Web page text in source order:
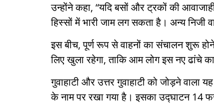
उन्होंने कहा, “यदि बसों और ट्रकों की
हिस्सों में भारी जाम लग सकता है। अन्य निजी
इस बीच, पूर्ण रूप से वाहनों का संचालन शुरू
लिए खुला रहेगा, ताकि आम लोग इस नए ढांचे
गुवाहाटी और उत्तर गुवाहाटी को जोड़ने वाला
के नाम पर रखा गया है। इसका उद्घाटन 14